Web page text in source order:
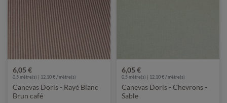
6,05 €
0,5 mètre(s) | 12,10 € / mètre(s)
Canevas Doris - Rayé Blanc
Brun café
6,05 €
0,5 mètre(s) | 12,10 € / mètre(s)
Canevas Doris - Chevrons -
Sable